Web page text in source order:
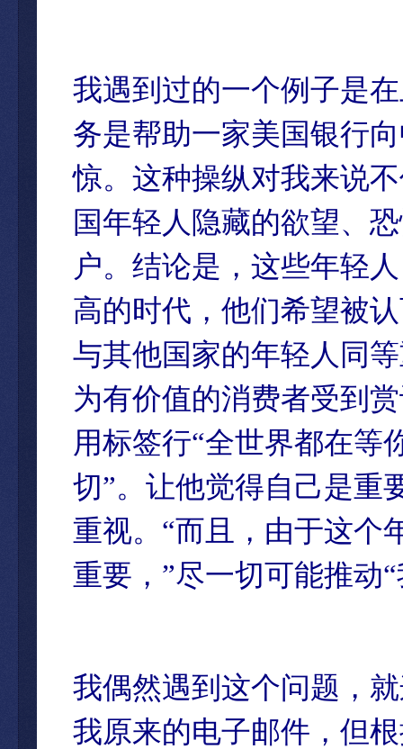
我遇到过的一个例子是
务是帮助一家美国银行
惊。这种操纵对我来说
国年轻人隐藏的欲望、
户。结论是，这些年轻
高的时代，他们希望被
与其他国家的年轻人同
为有价值的消费者受到
用标签行“全世界都在等
切”。让他觉得自己是重
重视。“而且，由于这个
重要，”尽一切可能推动
我偶然遇到这个问题，
我原来的电子邮件，但